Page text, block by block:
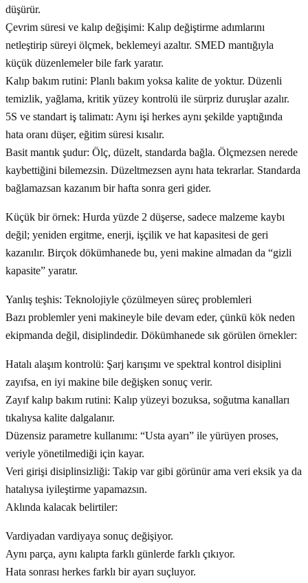
düşürür.
Çevrim süresi ve kalıp değişimi: Kalıp değiştirme adımlarını
netleştirip süreyi ölçmek, beklemeyi azaltır. SMED mantığıyla
küçük düzenlemeler bile fark yaratır.
Kalıp bakım rutini: Planlı bakım yoksa kalite de yoktur. Düzenli
temizlik, yağlama, kritik yüzey kontrolü ile sürpriz duruşlar azalır.
5S ve standart iş talimatı: Aynı işi herkes aynı şekilde yaptığında
hata oranı düşer, eğitim süresi kısalır.
Basit mantık şudur: Ölç, düzelt, standarda bağla. Ölçmezsen nerede
kaybettiğini bilemezsin. Düzeltmezsen aynı hata tekrarlar. Standarda
bağlamazsan kazanım bir hafta sonra geri gider.
Küçük bir örnek: Hurda yüzde 2 düşerse, sadece malzeme kaybı
değil; yeniden ergitme, enerji, işçilik ve hat kapasitesi de geri
kazanılır. Birçok dökümhanede bu, yeni makine almadan da “gizli
kapasite” yaratır.
Yanlış teşhis: Teknolojiyle çözülmeyen süreç problemleri
Bazı problemler yeni makineyle bile devam eder, çünkü kök neden
ekipmanda değil, disiplindedir. Dökümhanede sık görülen örnekler:
Hatalı alaşım kontrolü: Şarj karışımı ve spektral kontrol disiplini
zayıfsa, en iyi makine bile değişken sonuç verir.
Zayıf kalıp bakım rutini: Kalıp yüzeyi bozuksa, soğutma kanalları
tıkalıysa kalite dalgalanır.
Düzensiz parametre kullanımı: “Usta ayarı” ile yürüyen proses,
veriyle yönetilmediği için kayar.
Veri girişi disiplinsizliği: Takip var gibi görünür ama veri eksik ya da
hatalıysa iyileştirme yapamazsın.
Aklında kalacak belirtiler:
Vardiyadan vardiyaya sonuç değişiyor.
Aynı parça, aynı kalıpta farklı günlerde farklı çıkıyor.
Hata sonrası herkes farklı bir ayarı suçluyor.